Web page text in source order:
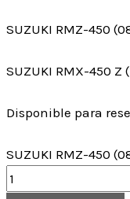
SUZUKI RMZ-450
SUZUKI RMX-450 Z
Disponible para
SUZUKI RMZ-450